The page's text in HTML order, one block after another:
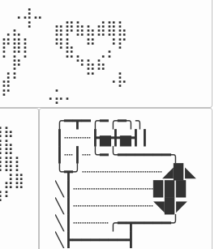
╭━┳━╭━╭━╮╮
┃┈┈┈┣▅╋▅┫┃
┃┈┃┈╰━╰━━━━━━╮
╰┳╯┈┈┈┈┈┈┈┈┈◢▉◣
╲┃┈┈┈┈┈┈┈┈┈▉▉▉
╲┃┈┈┈┈┈┈┈┈┈◥▉◤
╲┃┈┈┈┈╭━┳━━━━╯
╲┣━━━━━━┫﻿